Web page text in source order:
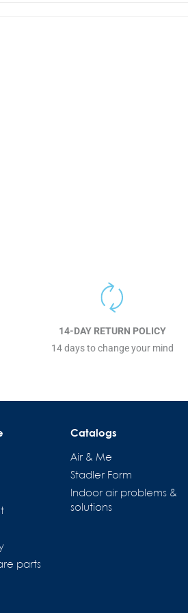
14-DAY RETURN POLICY
14 days to change your mind
parts
Catalogs
Air & Me
Stadler Form
Indoor air problems &
solutions
la conformité avec les